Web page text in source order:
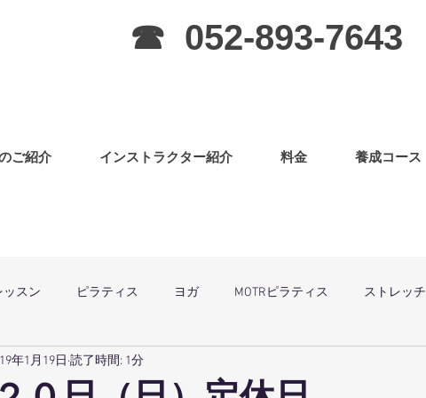
☎ 052-893-7643
ご紹介 インストラクター紹介 料金 養成コース
スン ピラティス ヨガ MOTRピラティス ストレッチ
マサラバングラ ピラティス（子連OK）
年1月19日 読了時間: 1分